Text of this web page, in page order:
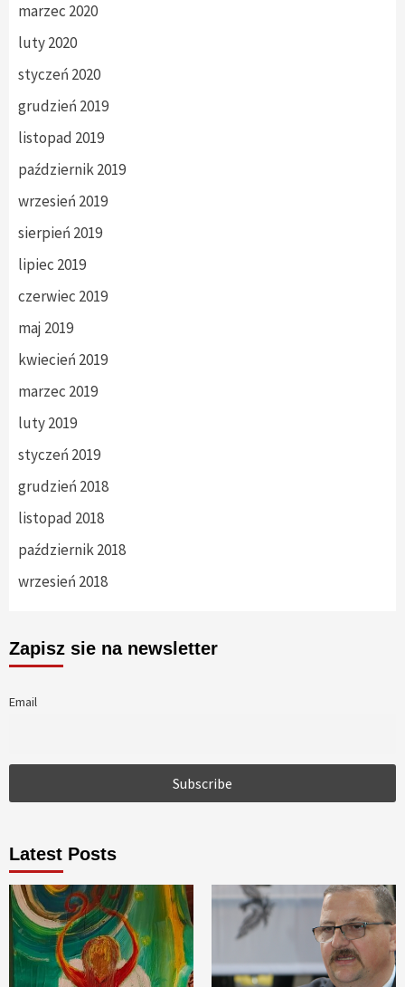
marzec 2020
luty 2020
styczeń 2020
grudzień 2019
listopad 2019
październik 2019
wrzesień 2019
sierpień 2019
lipiec 2019
czerwiec 2019
maj 2019
kwiecień 2019
marzec 2019
luty 2019
styczeń 2019
grudzień 2018
listopad 2018
październik 2018
wrzesień 2018
Zapisz sie na newsletter
Email
Latest Posts